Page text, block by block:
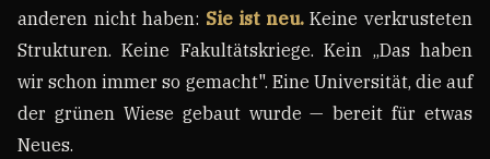
anderen nicht haben: Sie ist neu.Keine verkrusteten
Strukturen. Keine Fakultätskriege. Kein „Das haben
wir schon immer so gemacht". Eine Universität, die auf
der grünen Wiese gebaut wurde — bereit für etwas
Neues.